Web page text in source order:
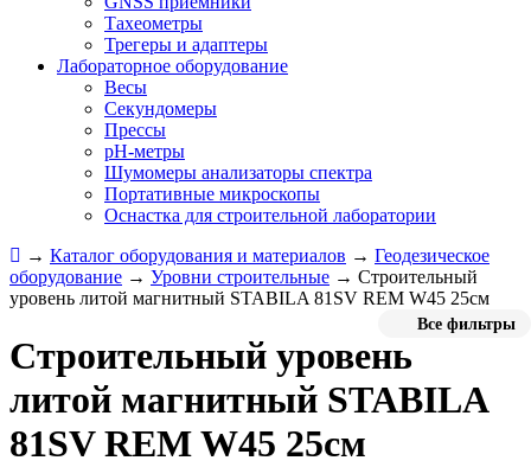
Тахеометры
Трегеры и адаптеры
Лабораторное оборудование
Весы
Секундомеры
Прессы
pH-метры
Шумомеры анализаторы спектра
Портативные микроскопы
Оснастка для строительной лаборатории
→ Каталог оборудования и материалов → Геодезическое
оборудование → Уровни строительные → Строительный
уровень литой магнитный STABILA 81SV REM W45 25см
Все фильтры
Строительный уровень
литой магнитный STABILA
81SV REM W45 25см